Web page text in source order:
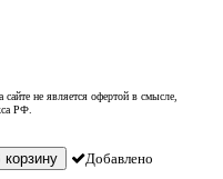
не является офертой в смысле,
РФ.
корзину Добавлено